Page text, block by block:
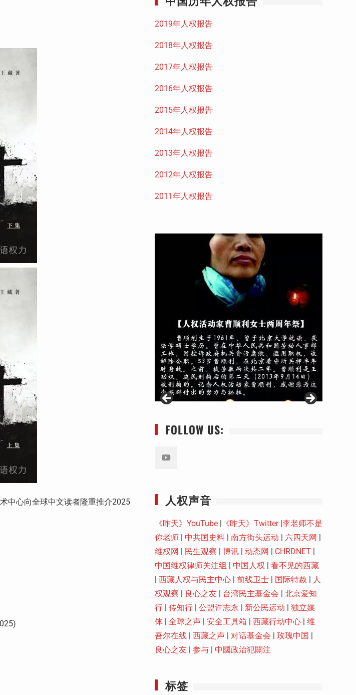
中心向全球中文读者隆重推介2025
2019年人权报告
2018年人权报告
2017年人权报告
2016年人权报告
2015年人权报告
2014年人权报告
2013年人权报告
2012年人权报告
2011年人权报告
FOLLOW US:
人权声音
《昨天》YouTube | 《昨天》Twitter|李老师不是
你老师 | 中共国史料 | 南方街头运动 | 六四天网 |
维权网 | 民生观察 | 博讯 | 动态网 | CHRDNET |
中国维权律师关注组 | 中国人权 | 看不见的西藏
| 西藏人权与民主中心 | 前线卫士 | 国际特赦 | 人
权观察 | 良心之友 | 台湾民主基金会 | 北京爱知
行 | 传知行 | 公盟许志永 | 新公民运动 | 独立媒
体 | 全球之声 | 安全工具箱 | 西藏行动中心 | 维
吾尔在线 | 西藏之声 | 对话基金会 | 玫瑰中国 |
良心之友 | 参与 | 中國政治犯關注
标签